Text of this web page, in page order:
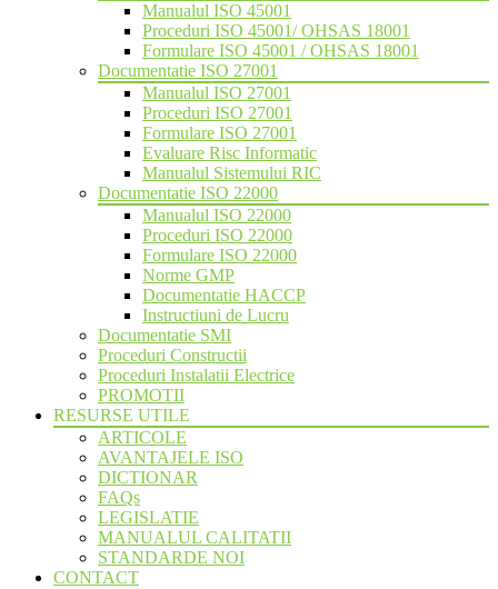
Manualul ISO 45001
Proceduri ISO 45001/ OHSAS 18001
Formulare ISO 45001 / OHSAS 18001
Documentatie ISO 27001
Manualul ISO 27001
Proceduri ISO 27001
Formulare ISO 27001
Evaluare Risc Informatic
Manualul Sistemului RIC
Documentatie ISO 22000
Manualul ISO 22000
Proceduri ISO 22000
Formulare ISO 22000
Norme GMP
Documentatie HACCP
Instructiuni de Lucru
Documentatie SMI
Proceduri Constructii
Proceduri Instalatii Electrice
PROMOTII
RESURSE UTILE
ARTICOLE
AVANTAJELE ISO
DICTIONAR
FAQs
LEGISLATIE
MANUALUL CALITATII
STANDARDE NOI
CONTACT